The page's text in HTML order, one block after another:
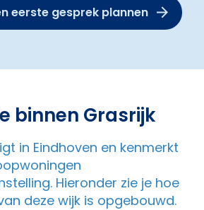
eerste gesprek plannen
binnen Grasrijk
in Eindhoven en kenmerkt
Hieronder zie je hoe
deze wijk is opgebouwd.